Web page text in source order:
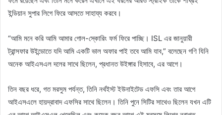
ইন্ডিয়ান সুপার লিগে ফিরে আসতে সাহায্য করবে।
“আমি মনে করি আমি আমার গোল-স্কোরিং ফর্ম ফিরে পাচ্ছি। ISL এর জানুয়ারী
ট্রান্সফার উইন্ডোতে যদি আমি একটি ভাল অফার পাই তবে আমি যাব,” বলেছেন গণি যিনি
অনেক আইএসএল দলের সাথে ছিলেন, প্রধানত উইঙ্গার হিসাবে, এর আগে।
তিন বছর ধরে, গত মরসুম পর্যন্ত, তিনি নর্থইস্ট ইউনাইটেড এফসি এবং তার আগে
আইএসএলে হায়দ্রাবাদ এফসির সাথে ছিলেন। তিনি পুনে সিটির সাথেও ছিলেন যখন এটি